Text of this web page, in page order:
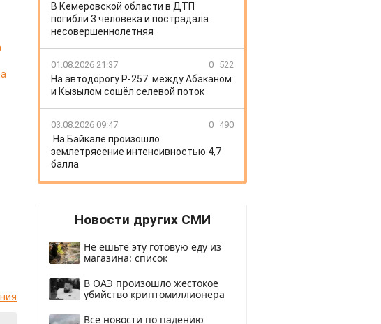
В Кемеровской области в ДТП
погибли 3 человека и пострадала
несовершеннолетняя
01.08.2026 21:37 0 522
На автодорогу Р-257 между Абаканом
и Кызылом сошёл селевой поток
03.08.2026 09:47 0 490
На Байкале произошло
землетрясение интенсивностью 4,7
балла
Новости других СМИ
Не ешьте эту готовую еду из
магазина: список
В ОАЭ произошло жестокое
убийство криптомиллионера
Все новости по падению